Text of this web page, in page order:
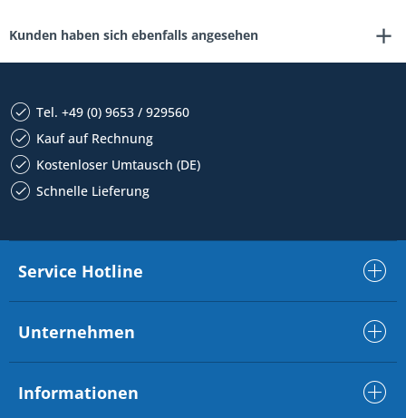
Kunden haben sich ebenfalls angesehen
Tel. +49 (0) 9653 / 929560
Kauf auf Rechnung
Kostenloser Umtausch (DE)
Schnelle Lieferung
Service Hotline
Unternehmen
Informationen